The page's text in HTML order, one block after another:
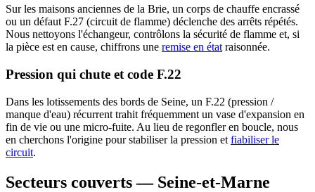
Sur les maisons anciennes de la Brie, un corps de chauffe encrassé
ou un défaut F.27 (circuit de flamme) déclenche des arrêts répétés.
Nous nettoyons l'échangeur, contrôlons la sécurité de flamme et, si
la pièce est en cause, chiffrons une remise en étatraisonnée.
Pression qui chute et code F.22
Dans les lotissements des bords de Seine, un F.22 (pression /
manque d'eau) récurrent trahit fréquemment un vase d'expansion en
fin de vie ou une micro-fuite. Au lieu de regonfler en boucle, nous
en cherchons l'origine pour stabiliser la pression et fiabiliser le
circuit.
Secteurs couverts — Seine-et-Marne